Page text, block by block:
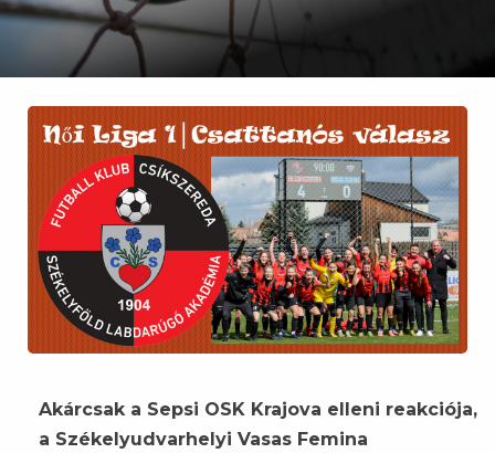
Akárcsak a Sepsi OSK Krajova elleni reakciója,
a Székelyudvarhelyi Vasas Femina